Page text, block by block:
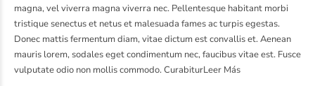
magna, vel viverra magna viverra nec. Pellentesque habitant morbi
tristique senectus et netus et malesuada fames ac turpis egestas.
Donec mattis fermentum diam, vitae dictum est convallis et. Aenean
mauris lorem, sodales eget condimentum nec, faucibus vitae est. Fusce
vulputate odio non mollis commodo. CurabiturLeer Más